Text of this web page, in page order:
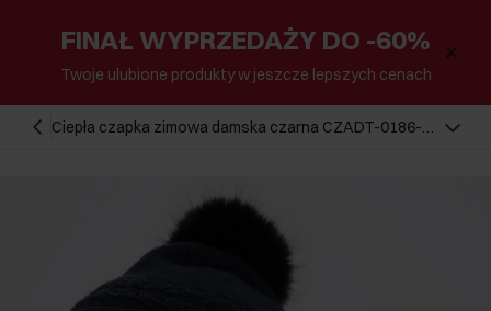
FINAŁ WYPRZEDAŻY DO -60%
Twoje ulubione produkty w jeszcze lepszych cenach
Ciepła czapka zimowa damska czarna CZADT-0186-